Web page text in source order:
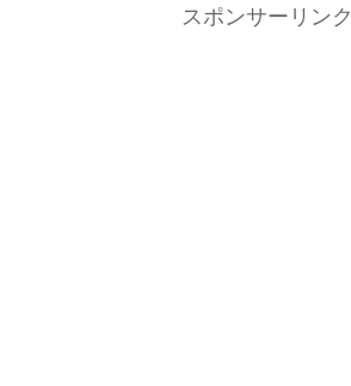
スポンサーリンク